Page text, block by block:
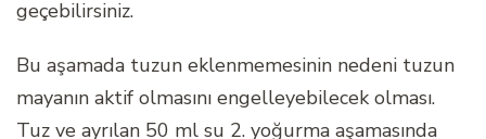
geçebilirsiniz.
Bu aşamada tuzun eklenmemesinin nedeni tuzun
mayanın aktif olmasını engelleyebilecek olması.
Tuz ve ayrılan 50 ml su 2. yoğurma aşamasında